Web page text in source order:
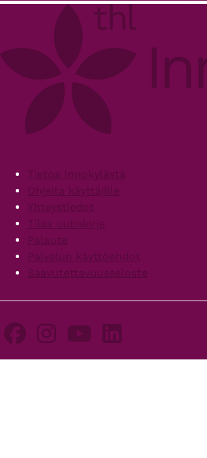
FooterTietoa Innokylästä
Ohjeita käyttäjille
Yhteystiedot
Tilaa uutiskirje
Palaute
Palvelun käyttöehdot
Saavutettavuusseloste